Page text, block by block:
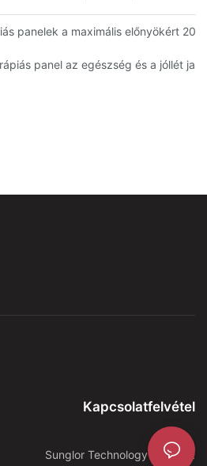
panelek a maximális előnyökért
panel az egészség és a jóllét
Kapcsolatfelvétel
Sunglor Technology Co., Ltd.